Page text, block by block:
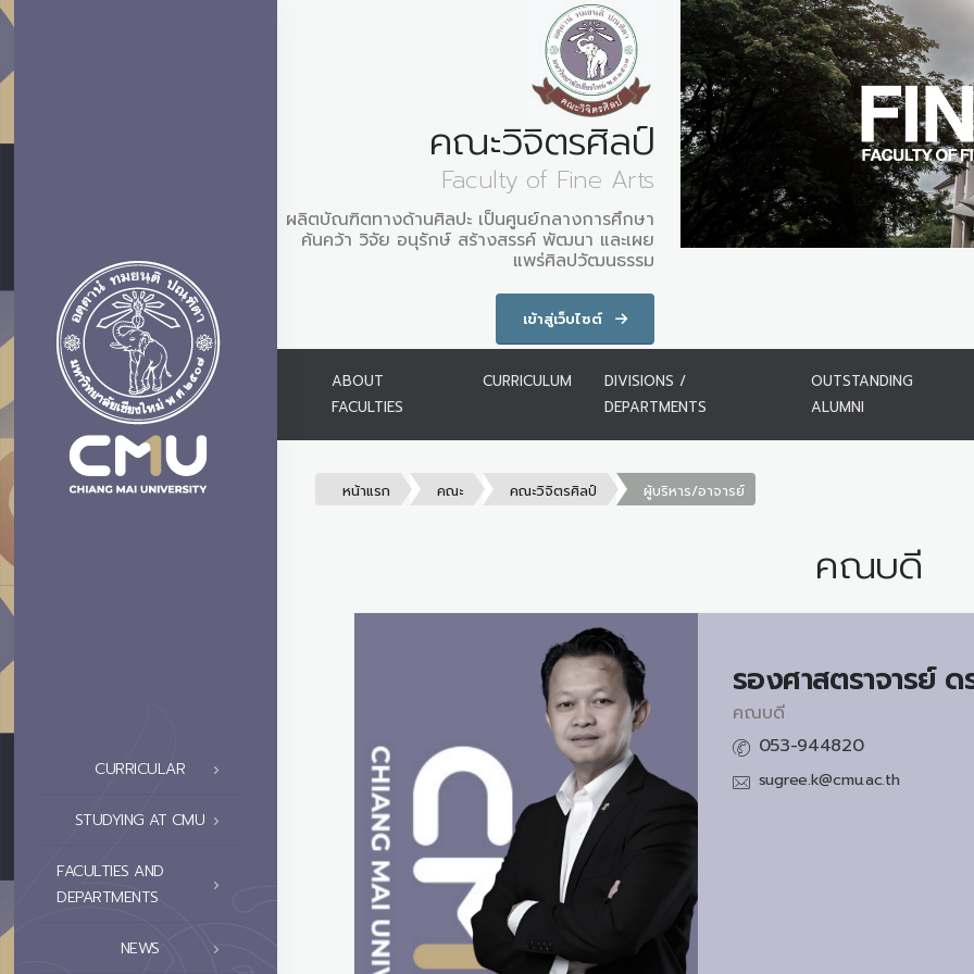
CURRICULAR
STUDYING AT CMU
FACULTIES AND
DEPARTMENTS
NEWS
คณะวิจิตรศิลป์
Faculty of Fine Arts
ผลิตบัณฑิตทางด้านศิลปะ เป็นศูนย์กลางการศึกษา
ค้นคว้า วิจัย อนุรักษ์ สร้างสรรค์ พัฒนา และเผย
แพร่ศิลปวัฒนธรรม
เข้าสู่เว็บไซต์
ABOUT
FACULTIES
CURRICULUM
DIVISIONS /
DEPARTMENTS
OUTSTANDING
ALUMNI
หน้าแรก คณะ คณะวิจิตรศิลป์ ผู้บริหาร/อาจารย์
คณบดี
รองศาสตราจารย์ ด
คณบดี
053-944820
sugree.k@cmu.ac.th